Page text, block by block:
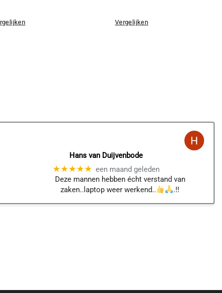
Vergelijken
Hans van Duijvenbode
★★★★★ een maand geleden
Deze mannen hebben écht verstand van
zaken..laptop weer werkend..
.!!